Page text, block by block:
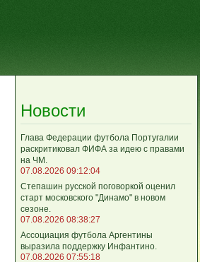
Новости
Глава Федерации футбола Португалии
раскритиковал ФИФА за идею с правами
на ЧМ.
07.08.2026 09:12:04
Степашин русской поговоркой оценил
старт московского "Динамо" в новом
сезоне.
07.08.2026 08:38:27
Ассоциация футбола Аргентины
выразила поддержку Инфантино.
07.08.2026 07:55:18